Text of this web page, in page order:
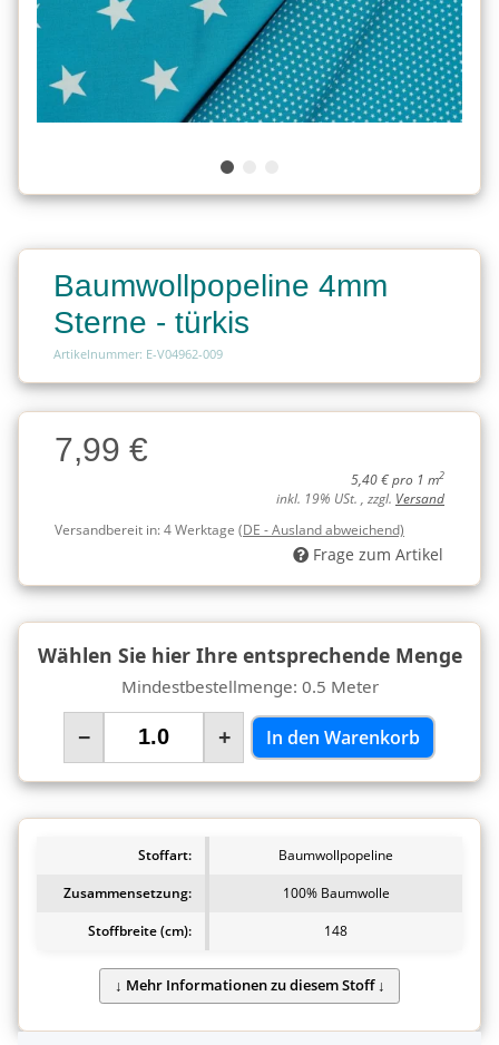
Baumwollpopeline 4mm
Sterne - türkis
Artikelnummer: E-V04962-009
Charge
Charge7,99 €
5,40 € pro 1 m2
inkl. 19% USt. , zzgl. Versand
Versandbereit in:4 Werktage (DE - Ausland abweichend)
Frage zum Artikel
Wählen Sie hier Ihre entsprechende Menge
Mindestbestellmenge: 0.5 Meter
− + In den Warenkorb
Stoffart:
Baumwollpopeline
Zusammensetzung:
100% Baumwolle
Stoffbreite (cm):
148